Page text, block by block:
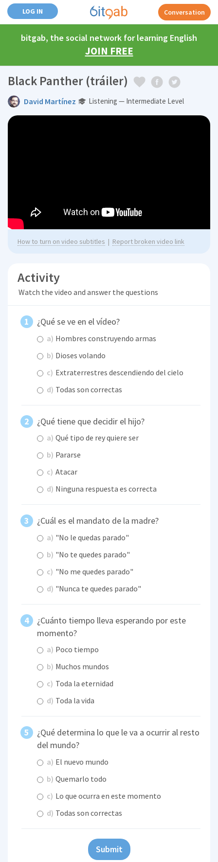
LOG IN Conversation
bitgab, the social network for learning English
JOIN FREE
Black Panther (tráiler)
David Martínez Listening — Intermediate Level
How to turn on video subtitles | Report broken video link
Activity
Watch the video and answer the questions
¿Qué se ve en el vídeo?
a) Hombres construyendo armas
b) Dioses volando
c) Extraterrestres descendiendo del cielo
d) Todas son correctas
¿Qué tiene que decidir el hijo?
a) Qué tipo de rey quiere ser
b) Pararse
c) Atacar
d) Ninguna respuesta es correcta
¿Cuál es el mandato de la madre?
a) "No le quedas parado"
b) "No te quedes parado"
c) "No me quedes parado"
d) "Nunca te quedes parado"
¿Cuánto tiempo lleva esperando por este
momento?
a) Poco tiempo
b) Muchos mundos
c) Toda la eternidad
d) Toda la vida
¿Qué determina lo que le va a ocurrir al resto
del mundo?
a) El nuevo mundo
b) Quemarlo todo
c) Lo que ocurra en este momento
d) Todas son correctas
Submit